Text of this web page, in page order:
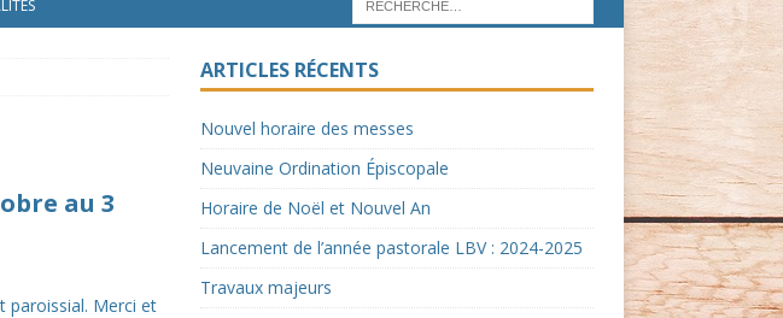
au 3
paroissial. Merci et
ARTICLES RÉCENTS
Nouvel horaire des messes
Neuvaine Ordination Épiscopale
Horaire de Noël et Nouvel An
Lancement de l’année pastorale LBV : 2024-2025
Travaux majeurs